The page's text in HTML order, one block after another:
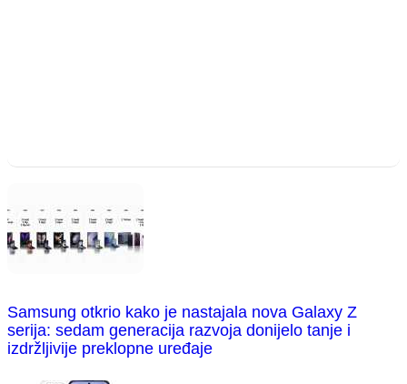
Samsung otkrio kako je nastajala nova Galaxy Z
serija: sedam generacija razvoja donijelo tanje i
izdržljivije preklopne uređaje